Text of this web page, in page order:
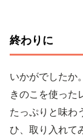
終わりに
いかがでしたか
きのこを使った
たっぷりと味わ
ひ、取り入れて